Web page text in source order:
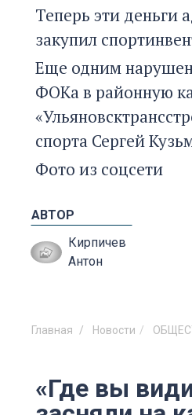
Теперь эти деньги
закупил
Еще одним
ФОКа в районную
спорта Сергей
Фото из соцсети
АВТОР
Кирпичев
Антон
Главная Новости
«Где вы